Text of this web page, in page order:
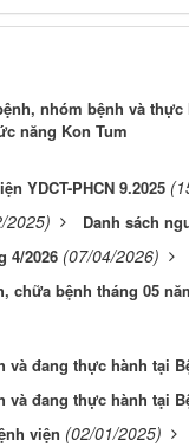
nhóm bệnh và
năng Kon Tum
YDCT-PHCN 9.2025
2025)
Danh sách
4/2026 (07/04/2026)
chữa bệnh tháng 05
đang thực hành tại
và đang thực hành tại
viện (02/01/2025)